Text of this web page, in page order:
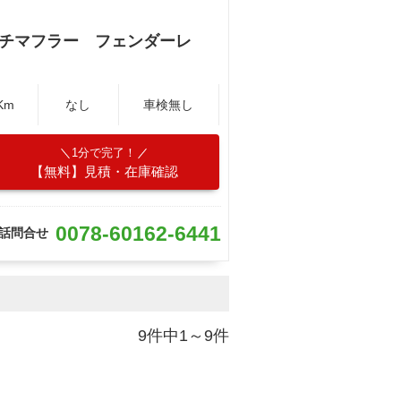
マフラー フェンダーレ
なし 車検無し
1分で完了！
【無料】見積・在庫確認
問合せ 0078-60162-6441
9件中1～9件